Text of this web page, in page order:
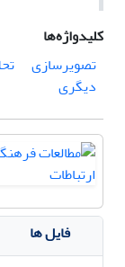
کلیدواژه‌ها
تصویرسازی
دیگری
فایل ها